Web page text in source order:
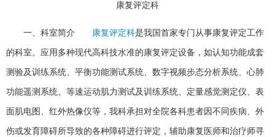
康复评定科
一、科室简介 康复评定科是我国首家专门从事康复评定工作
的科室。应用多种现代高科技水准的康复评定设备，如认知功能成套
测验及训练系统、平衡功能测试系统、数字视频步态分析系统、心肺
功能遥测系统、等速运动肌力测试及训练系统、定量感觉测定仪、表
面肌电图、红外热像仪等，我科承担对全院各科患者因不同疾病、外
伤或发育障碍所导致的各种障碍进行评定，辅助康复医师和治疗师寻